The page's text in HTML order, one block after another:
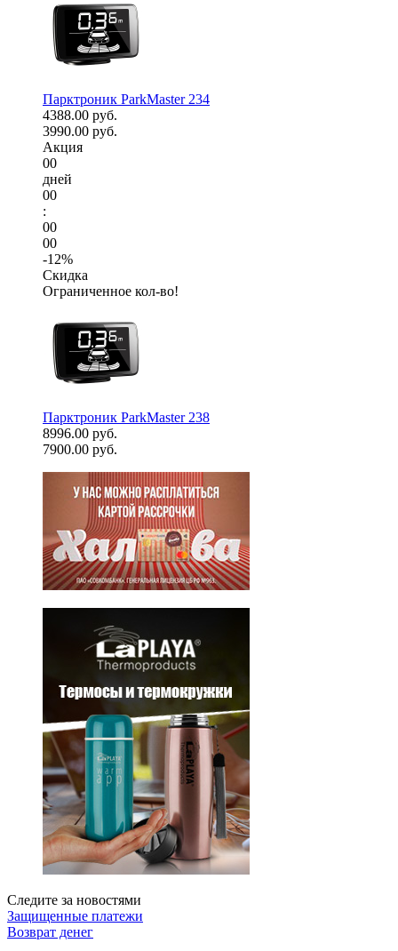
Парктроник ParkMaster 234
4388.00 руб.
3990.00 руб.
Акция
00
дней
00
:
00
00
-12%
Скидка
Ограниченное кол-во!
Парктроник ParkMaster 238
8996.00 руб.
7900.00 руб.
Следите за новостями
Защищенные платежи
Возврат денег